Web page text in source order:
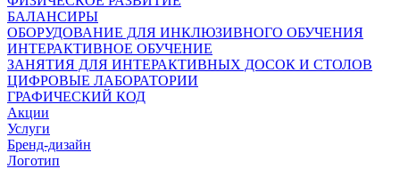
БАЛАНСИРЫ
ОБОРУДОВАНИЕ ДЛЯ ИНКЛЮЗИВНОГО ОБУЧЕНИЯ
ИНТЕРАКТИВНОЕ ОБУЧЕНИЕ
ЗАНЯТИЯ ДЛЯ ИНТЕРАКТИВНЫХ ДОСОК И СТОЛОВ
ЦИФРОВЫЕ ЛАБОРАТОРИИ
ГРАФИЧЕСКИЙ КОД
Акции
Услуги
Бренд-дизайн
Логотип